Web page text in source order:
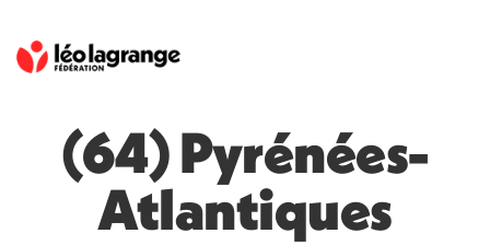
(64) Pyrénées-
Atlantiques